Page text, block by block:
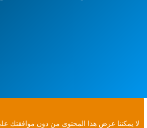
لا يمكننا عرض هذا المحتوى من دون موافقتك